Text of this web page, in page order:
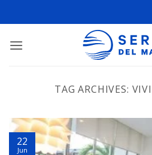
TAG ARCHIVES:
22
Jun